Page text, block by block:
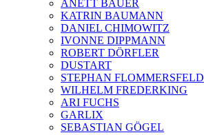
ANETT BAUER
KATRIN BAUMANN
DANIEL CHIMOWITZ
IVONNE DIPPMANN
ROBERT DÖRFLER
DUSTART
STEPHAN FLOMMERSFELD
WILHELM FREDERKING
ARI FUCHS
GARLIX
SEBASTIAN GÖGEL